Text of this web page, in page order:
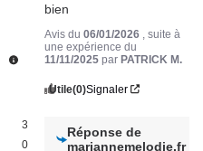
3
0
bien
Avis du06/01/2026
, suite à
une expérience du
11/11/2025 parPATRICK M.
Utile(0)Signaler
Réponse de
mariannemelodie.fr